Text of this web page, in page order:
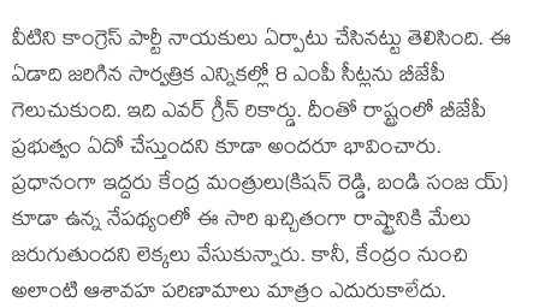
వీటిని కాంగ్రెస్ పార్టీ నాయ‌కులు ఏర్పాటు చేసిన‌ట్టు తెలిసింది. ఈ
ఏడాది జ‌రిగిన సార్వ‌త్రిక ఎన్నిక‌ల్లో 8 ఎంపీ సీట్ల‌ను బీజేపీ
గెలుచుకుంది. ఇది ఎవ‌ర్ గ్రీన్ రికార్డు. దీంతో రాష్ట్రంలో బీజేపీ
ప్ర‌భుత్వం ఏదో చేస్తుంద‌ని కూడా అంద‌రూ భావించారు.
ప్ర‌ధానంగా ఇద్ద‌రు కేంద్ర మంత్రులు(కిష‌న్ రెడ్డి, బండి సంజ య్)
కూడా ఉన్న నేప‌థ్యంలో ఈ సారి ఖ‌చ్చితంగా రాష్ట్రానికి మేలు
జ‌రుగుతుంద‌ని లెక్కలు వేసుకున్నారు. కానీ, కేంద్రం నుంచి
అలాంటి ఆశావ‌హ ప‌రిణామాలు మాత్రం ఎదురుకాలేదు.